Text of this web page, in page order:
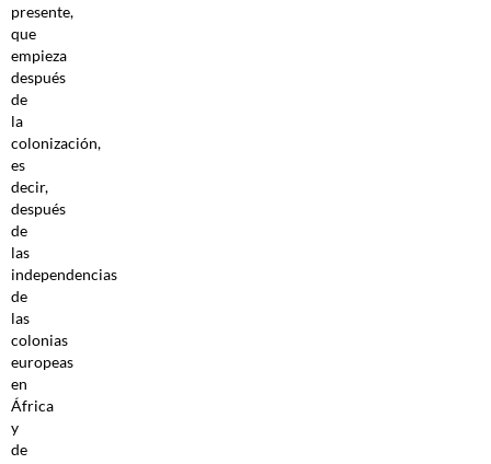
presente,
que
empieza
después
de
la
colonización,
es
decir,
después
de
las
independencias
de
las
colonias
europeas
en
África
y
de